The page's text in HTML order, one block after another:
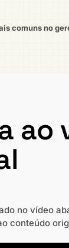
comuns no
ao
no vídeo
conteúdo